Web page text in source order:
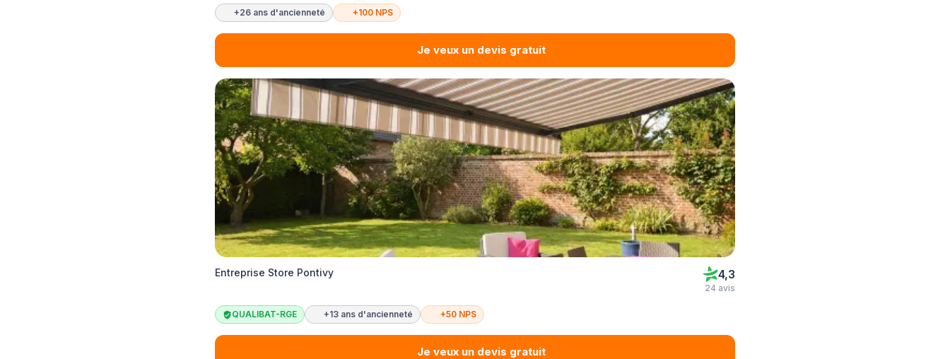
+26 ans d'ancienneté +100 NPS
Je veux un devis gratuit
Entreprise Store Pontivy 4,3
24 avis
QUALIBAT-RGE +13 ans d'ancienneté +50 NPS
Je veux un devis gratuit